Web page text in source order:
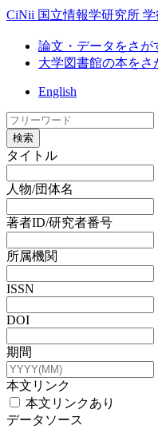
CiNii 国立情報学研究所
論文・データをさが
大学図書館の本をさ
English
検索
タイトル
人物/団体名
著者ID/研究者番号
所属機関
ISSN
DOI
期間
本文リンク
本文リンクあり
データソース